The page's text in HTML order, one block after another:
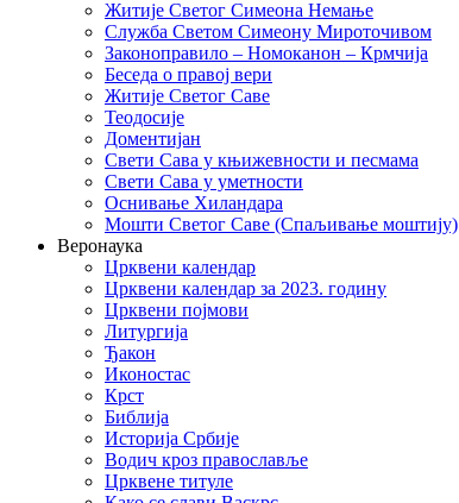
Житије Светог Симеона Немање
Служба Светом Симеону Мироточивом
Законоправило – Номоканон – Крмчија
Беседа о правој вери
Житије Светог Саве
Теодосије
Доментијан
Свети Сава у књижевности и песмама
Свети Сава у уметности
Оснивање Хиландара
Мошти Светог Саве (Спаљивање моштију)
Веронаука
Црквени календар
Црквени календар за 2023. годину
Црквени појмови
Литургија
Ђакон
Иконостас
Крст
Библија
Историја Србије
Водич кроз православље
Црквене титуле